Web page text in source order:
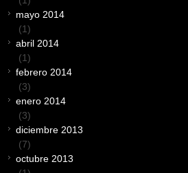
mayo 2014
(1)
abril 2014
(1)
febrero 2014
(3)
enero 2014
(3)
diciembre 2013
(7)
octubre 2013